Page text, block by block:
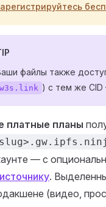
файлы также
w3s.link ) с тем же CID
платные планы
— с
.
(видео,